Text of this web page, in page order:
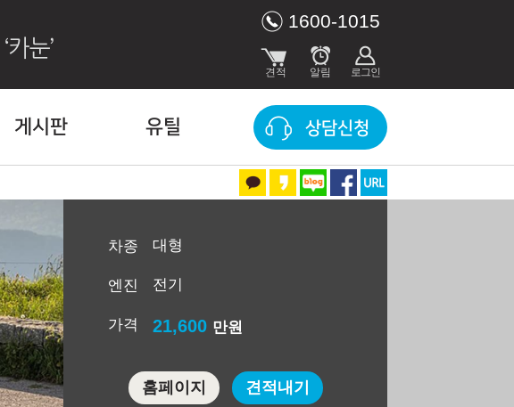
1600-1015
게시판 유틸 상담신청
차종 대형
엔진 전기
가격 21,600 만원
홈페이지 견적내기